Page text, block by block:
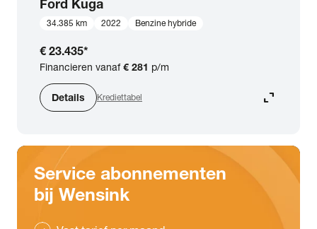
Ford Kuga
34.385 km 2022 Benzine hybride
€ 23.435*
Financieren vanaf€ 281 p/m
Details Krediettabel expand_content
Service abonnementen
bij Wensink